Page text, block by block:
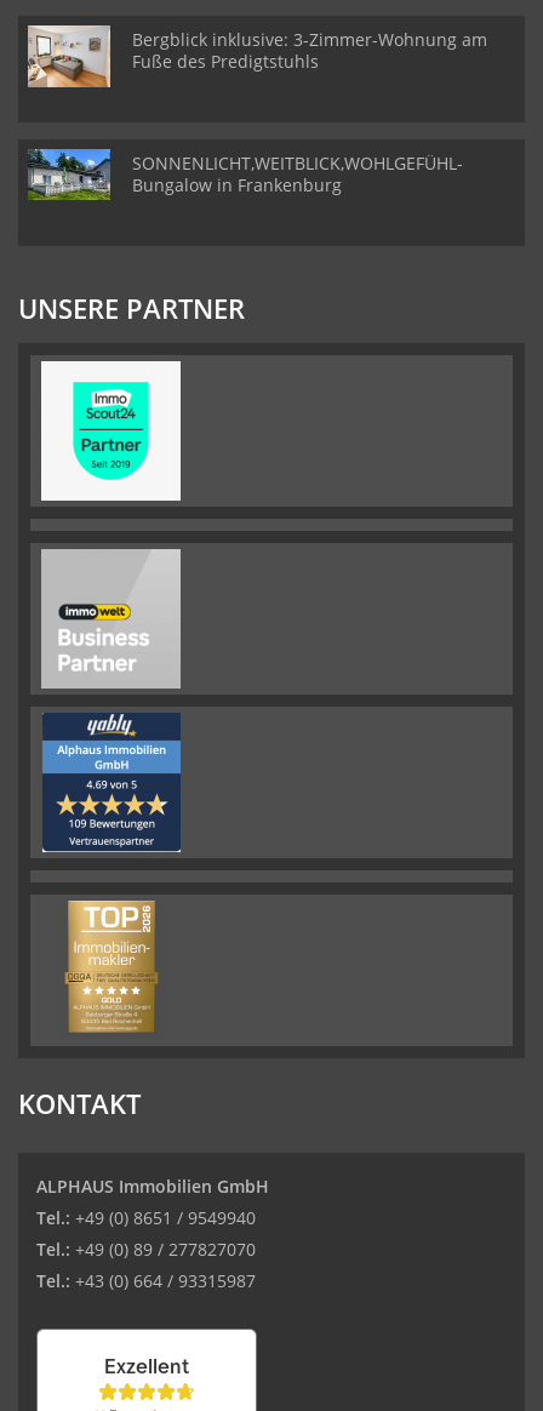
Bergblick inklusive: 3-Zimmer-Wohnung am
Fuße des Predigtstuhls
SONNENLICHT,WEITBLICK,WOHLGEFÜHL-
Bungalow in Frankenburg
UNSERE PARTNER
KONTAKT
ALPHAUS Immobilien GmbH
Tel.: +49 (0) 8651 / 9549940
Tel.: +49 (0) 89 / 277827070
Tel.: +43 (0) 664 / 93315987